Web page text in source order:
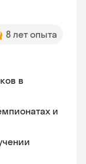
8 лет опыта
в
и